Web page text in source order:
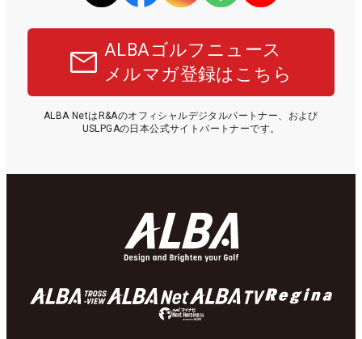
ALBAゴルフニュース
メルマガ登録はこちら
ALBA NetはR&Aのオフィシャルデジタルパートナー、および
USLPGAの日本公式サイトパートナーです。